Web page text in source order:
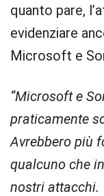
quanto pare,
evidenziare
Microsoft e
“Microsoft e
praticamente
Avrebbero più
qualcuno che
nostri attacchi.